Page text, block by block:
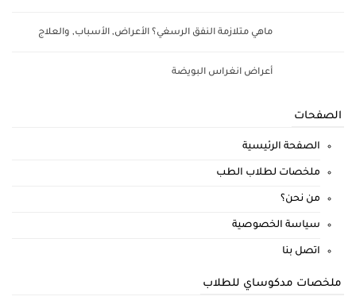
ماهي متلازمة النفق الرسغي؟ الأعراض, الأسباب, والعلاج
أعراض انغراس البويضة
الصفحات
الصفحة الرئيسية
ملخصات لطلاب الطب
من نحن؟
سياسة الخصوصية
اتصل بنا
ملخصات مدكوساي للطلاب